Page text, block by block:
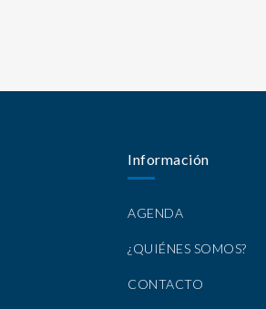
Información
AGENDA
¿QUIÉNES SOMOS?
CONTACTO